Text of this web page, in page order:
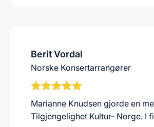
Berit Vordal
Norske Konsertarrangører
Marianne Knudsen gjorde en
Tilgjengelighet Kultur- Norge. I